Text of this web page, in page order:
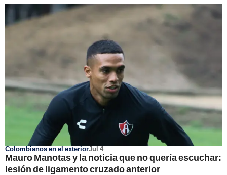
Colombianos en el exteriorJul 4
Mauro Manotas y la noticia que no quería escuchar:
lesión de ligamento cruzado anterior